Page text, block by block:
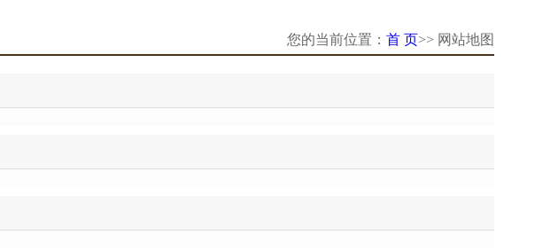
您的当前位置： 首 页>> 网站地图